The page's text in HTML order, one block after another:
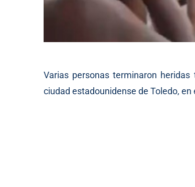
Varias personas terminaron
ciudad estadounidense de Toledo,